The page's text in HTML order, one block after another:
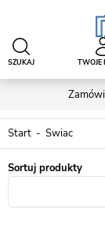
SZUKAJ TWOJE
Start Swiac
Sortuj produkty